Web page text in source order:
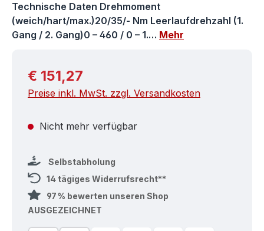
Technische Daten Drehmoment
(weich/hart/max.)20/35/- Nm Leerlaufdrehzahl (1.
Gang / 2. Gang)0 – 460 / 0 – 1.… Mehr
Regulärer Preis:
€ 151,27
Preise inkl. MwSt. zzgl. Versandkosten
Nicht mehr verfügbar
Selbstabholung
14 tägiges Widerrufsrecht**
97 % bewerten unseren Shop
AUSGEZEICHNET